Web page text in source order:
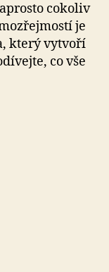
cokoliv
je
který vytvoří
co vše